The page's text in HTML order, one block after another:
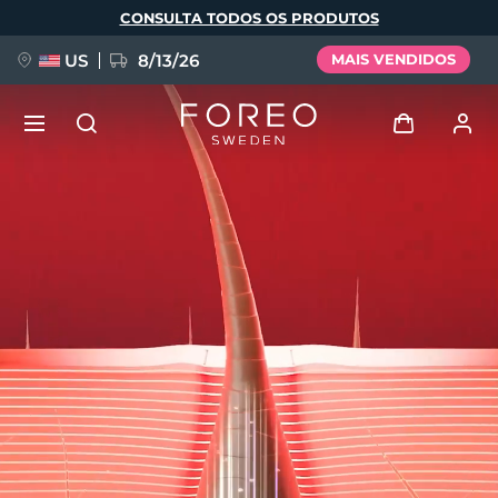
principal
CONSULTA TODOS OS PRODUTOS
US 8/13/26 MAIS VENDIDOS
Meus aparelhos
Meus pedidos
Meus endereços
As minhas subscrições
FAQ™ Pure Beauty-Tech Elixir
issa™ Teeth Whitening Set
Deutsch
Español
Français
Italiano
Português
Polski
Svenska
Русский
Türkçe
简体中文 繁體中文